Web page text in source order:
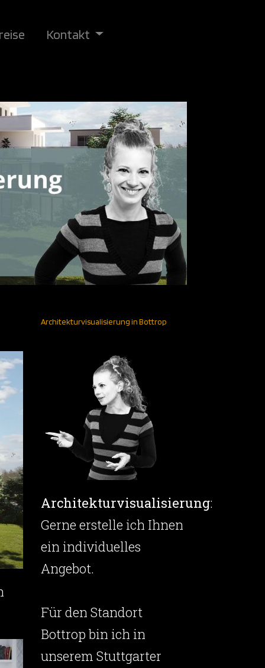
Kontakt
Architekturvisualisierung in Bottrop
Architekturvisualisierung:
Gerne erstelle ich Ihnen
ein individuelles
Angebot.
Für den Standort
Bottrop bin ich in
unserem Stuttgarter